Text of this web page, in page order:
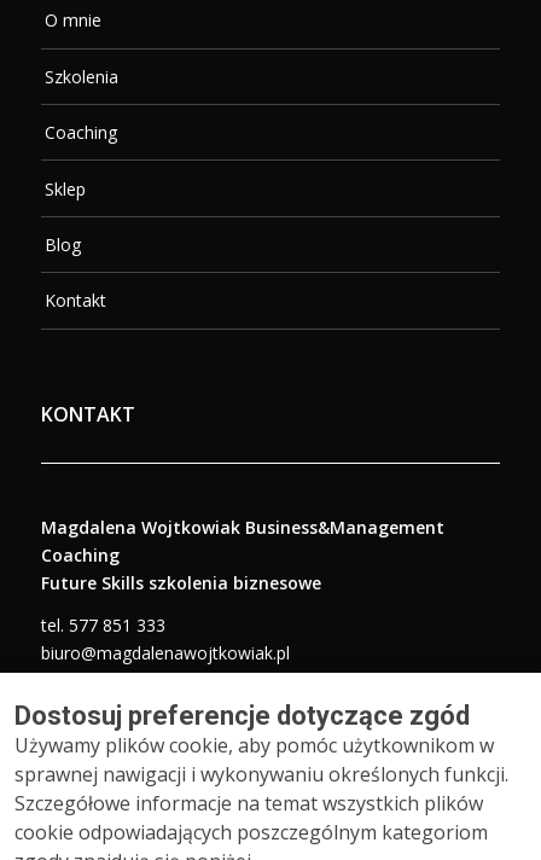
O mnie
Szkolenia
Coaching
Sklep
Blog
Kontakt
KONTAKT
Magdalena Wojtkowiak Business&Management
Coaching
Future Skills szkolenia biznesowe
tel. 577 851 333
biuro@magdalenawojtkowiak.pl
ul. Bacciarellego 4a, 51-649 Wrocław
Dostosuj preferencje dotyczące zgód
Używamy plików cookie, aby pomóc użytkownikom w
sprawnej nawigacji i wykonywaniu określonych funkcji.
Szczegółowe informacje na temat wszystkich plików
cookie odpowiadających poszczególnym kategoriom